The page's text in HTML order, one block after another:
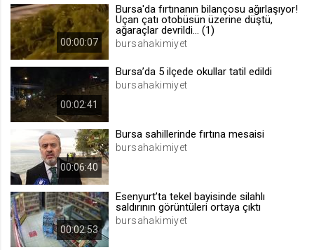
.web.tv
Oturum doğrulama verisi
1 ay
channelCategories
1 yıl
.web.tv
İsimsiz ziyaretçi için site içeriği
beğenme
00:00:07
Bursa'da fırtınanın bilançosu ağırlaşıyor!
Uçan çatı otobüsün üzerine düştü,
ağaraçlar devrildi... (1)
bursahakimiyet
00:02:41
Bursa’da 5 ilçede okullar tatil edildi
bursahakimiyet
00:06:40
Bursa sahillerinde fırtına mesaisi
bursahakimiyet
00:02:53
Esenyurt’ta tekel bayisinde silahlı
saldırının görüntüleri ortaya çıktı
bursahakimiyet